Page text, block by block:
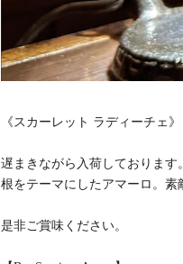
《スカーレット ラディーチェ》
遅まきながら入荷しております。
根をテーマにしたアマーロ。素
是非ご賞味ください。